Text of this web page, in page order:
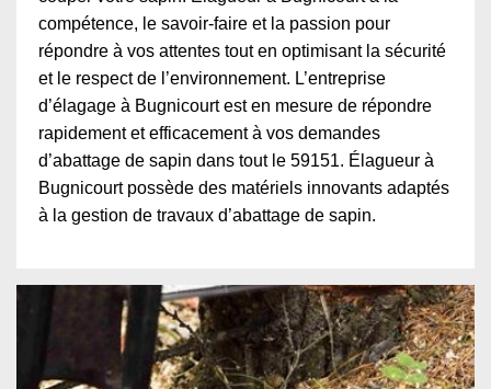
compétence, le savoir-faire et la passion pour
répondre à vos attentes tout en optimisant la sécurité
et le respect de l’environnement. L’entreprise
d’élagage à Bugnicourt est en mesure de répondre
rapidement et efficacement à vos demandes
d’abattage de sapin dans tout le 59151. Élagueur à
Bugnicourt possède des matériels innovants adaptés
à la gestion de travaux d’abattage de sapin.